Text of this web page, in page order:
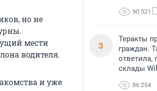
но не
мести
водителя.
и уже
90 521
3
Теракты
граждан.
ответила,
склады
86 254